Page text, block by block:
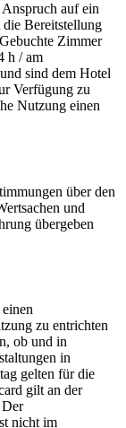
auf ein
die Bereitstellung
Zimmer
h / am
sind dem Hotel
Verfügung zu
Nutzung einen
über den
und
übergeben
zu entrichten
ob und in
in
gelten für die
gilt an der
Der
nicht im